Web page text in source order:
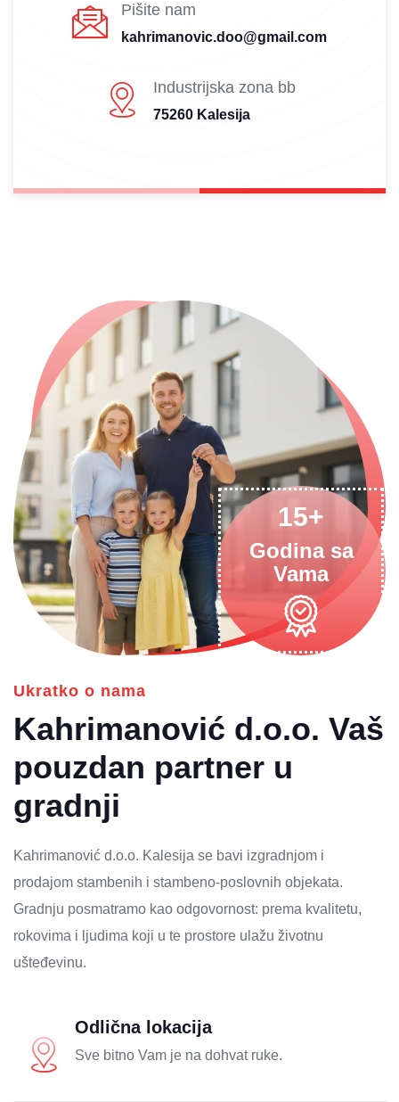
Pišite nam
kahrimanovic.doo@gmail.com
Industrijska zona bb
75260 Kalesija
15
Godina sa
Vama
Ukratko o nama
Kahrimanović d.o.o. Vaš
pouzdan partner u
gradnji
Kahrimanović d.o.o. Kalesija se bavi izgradnjom i
prodajom stambenih i stambeno‑poslovnih objekata.
Gradnju posmatramo kao odgovornost: prema kvalitetu,
rokovima i ljudima koji u te prostore ulažu životnu
ušteđevinu.
Odlična lokacija
Sve bitno Vam je na dohvat ruke.